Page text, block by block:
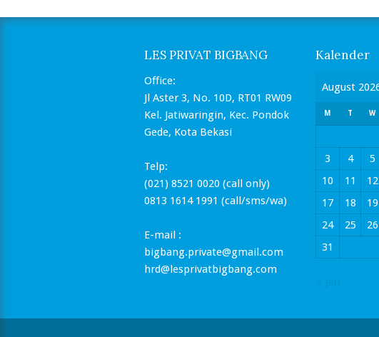
LES PRIVAT BIGBANG
Office:
Jl Aster 3, No. 10D, RT01 RW09
Kel. Jatiwaringin, Kec. Pondok
Gede, Kota Bekasi
Telp:
(021) 8521 0020 (call only)
0813 1614 1991 (call/sms/wa)
E-mail :
bigbang.private@gmail.com
hrd@lesprivatbigbang.com
Kalender
August
M T W
3
4 5
10
11 12
17
18 19
24
25 26
31